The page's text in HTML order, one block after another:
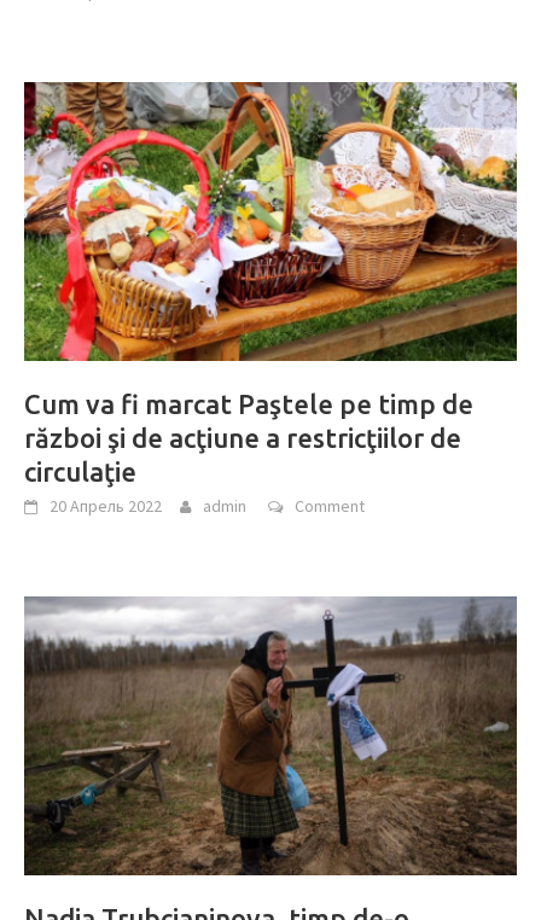
Cum va fi marcat Paştele pe timp de
război şi de acţiune a restricţiilor de
circulaţie
20 Апрель 2022 admin Comment